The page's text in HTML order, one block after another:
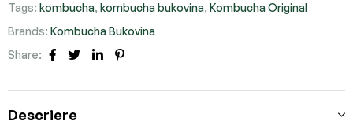
Tags: kombucha, kombucha bukovina, Kombucha Original
Brands: Kombucha Bukovina
Share:
Facebook
TwitterLinkedin
Descriere